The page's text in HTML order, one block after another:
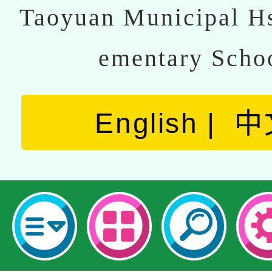
Taoyuan Municipal
ementary
English 中